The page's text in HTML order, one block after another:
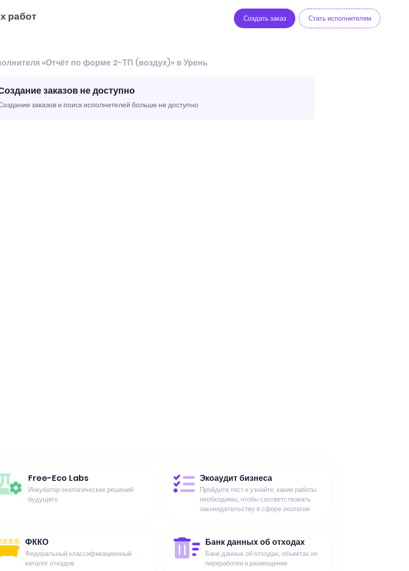
работ Создать заказ Стать исполнителем
«Отчёт по форме 2-ТП (воздух)» в Урень
заказов не доступно
заказов и поиск исполнителей больше не доступно
Free-Eco Labs
Инкубатор экологических решений
будущего
Экоаудит бизнеса
Пройдите тест и узнайте, какие работы
необходимы, чтобы соответствовать
законодательству в сфере экологии
ФККО
Федеральный классификационный
каталог отходов
Банк данных об отходах
Банк данных об отходах, объектах их
переработки и размещения